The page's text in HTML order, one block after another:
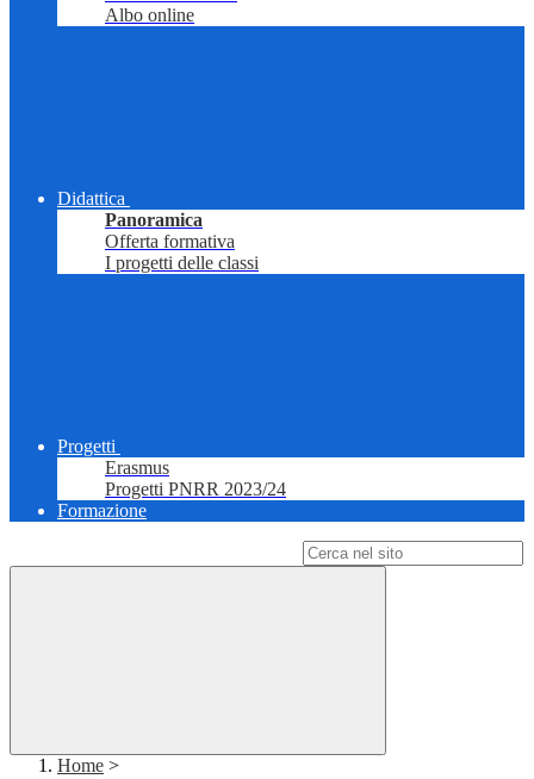
Albo online
Didattica
Panoramica
Offerta formativa
I progetti delle classi
Progetti
Erasmus
Progetti PNRR 2023/24
Formazione
Home >